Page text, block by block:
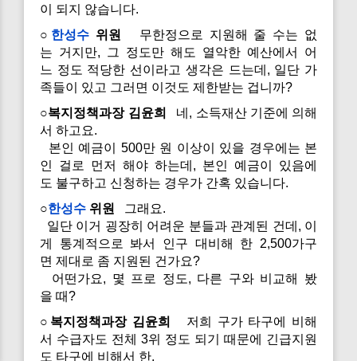
이 되지 않습니다.
○ 한성수위원
무한정으로 지원해 줄 수는 없
는 거지만, 그 정도만 해도 열악한 예산에서 어
느 정도 적당한 선이라고 생각은 드는데, 일단 가
족들이 있고 그러면 이것도 제한받는 겁니까?
○복지정책과장 김윤희
네, 소득재산 기준에 의해
서 하고요.
본인 예금이 500만 원 이상이 있을 경우에는 본
인 걸로 먼저 해야 하는데, 본인 예금이 있음에
도 불구하고 신청하는 경우가 간혹 있습니다.
○한성수 위원
그래요.
일단 이거 굉장히 어려운 분들과 관계된 건데, 이
게 통계적으로 봐서 인구 대비해 한 2,500가구
면 제대로 좀 지원된 건가요?
어떤가요, 몇 프로 정도, 다른 구와 비교해 봤
을 때?
○복지정책과장 김윤희
저희 구가 타구에 비해
서 수급자도 전체 3위 정도 되기 때문에 긴급지원
도 타구에 비해서 한,